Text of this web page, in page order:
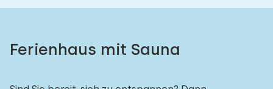
1 2 3 4 5
Ferienhaus mit Sauna